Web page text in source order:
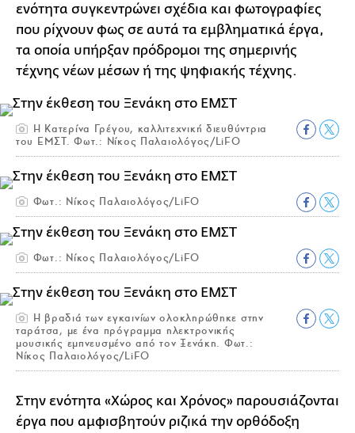
ενότητα συγκεντρώνει σχέδια και φωτογραφίες
που ρίχνουν φως σε αυτά τα εμβληματικά έργα,
τα οποία υπήρξαν πρόδρομοι της σημερινής
τέχνης νέων μέσων ή της ψηφιακής τέχνης.
Η Κατερίνα Γρέγου, καλλιτεχνική διευθύντρια
του ΕΜΣΤ. Φωτ.: Νίκος Παλαιολόγος/LiFO
Φωτ.: Νίκος Παλαιολόγος/LiFO
Φωτ.: Νίκος Παλαιολόγος/LiFO
Η βραδιά των εγκαινίων ολοκληρώθηκε στην
ταράτσα, με ένα πρόγραμμα ηλεκτρονικής
μουσικής εμπνευσμένο από τον Ξενάκη. Φωτ.:
Νίκος Παλαιολόγος/LiFO
Στην ενότητα «Χώρος και Χρόνος» παρουσιάζονται
έργα που αμφισβητούν ριζικά την ορθόδοξη